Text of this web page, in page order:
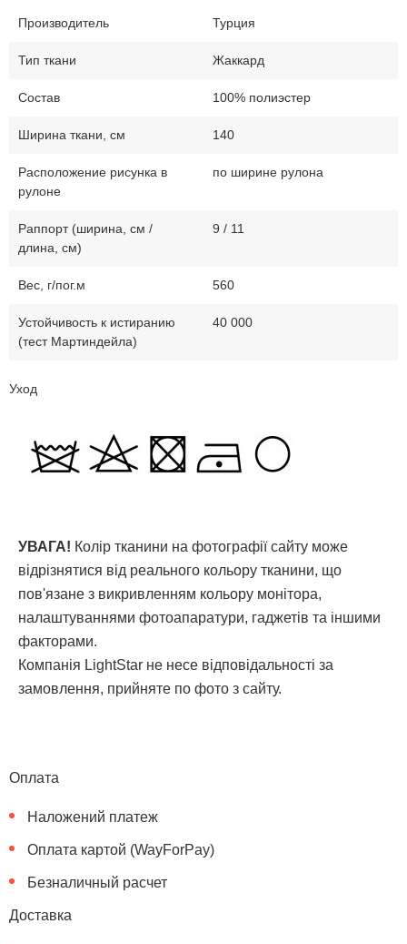
Производитель Турция
Тип ткани Жаккард
Состав 100% полиэстер
Ширина ткани, см 140
Расположение рисунка в
рулоне
по ширине рулона
Раппорт (ширина, см /
длина, см)
9 / 11
Вес, г/пог.м 560
Устойчивость к истиранию
(тест Мартиндейла)
40 000
Уход
УВАГА! Колір тканини на фотографії сайту може
відрізнятися від реального кольору тканини, що
пов'язане з викривленням кольору монітора,
налаштуваннями фотоапаратури, гаджетів та іншими
факторами.
Компанія LightStar не несе відповідальності за
замовлення, прийняте по фото з сайту.
Оплата
Наложений платеж
Оплата картой (WayForPay)
Безналичный расчет
Доставка